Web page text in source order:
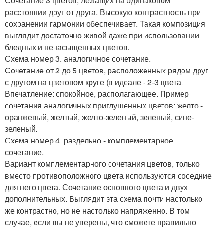
расстоянии друг от друга. Высокую контрастность при
сохранении гармонии обеспечивает. Такая композиция
выглядит достаточно живой даже при использовании
бледных и ненасыщенных цветов.
Схема номер 3. аналогичное сочетание.
Сочетание от 2 до 5 цветов, расположенных рядом друг
с другом на цветовом круге (в идеале - 2-3 цвета.
Впечатление: спокойное, располагающее. Пример
сочетания аналогичных приглушенных цветов: желто -
оранжевый, желтый, желто-зеленый, зеленый, сине-
зеленый.
Схема номер 4. раздельно - комплементарное
сочетание.
Вариант комплементарного сочетания цветов, только
вместо противоположного цвета используются соседние
для него цвета. Сочетание основного цвета и двух
дополнительных. Выглядит эта схема почти настолько
же контрастно, но не настолько напряженно. В том
случае, если вы не уверены, что сможете правильно